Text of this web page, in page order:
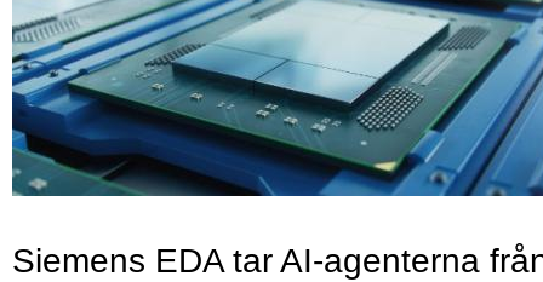
Siemens EDA tar AI-agenterna